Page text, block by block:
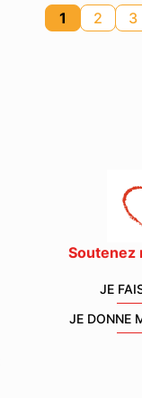
1 2 3
Soutenez
JE
JE DONNE